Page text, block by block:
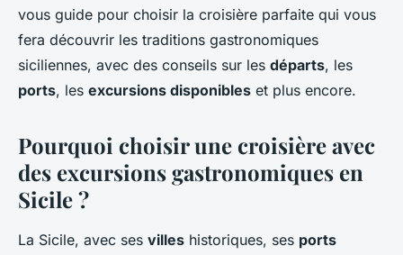
vous guide pour choisir la croisière parfaite qui vous
fera découvrir les traditions gastronomiques
siciliennes, avec des conseils sur les départs, les
ports, les excursions disponibles et plus encore.
Pourquoi choisir une croisière avec
des excursions gastronomiques en
Sicile ?
La Sicile, avec ses villes historiques, ses ports